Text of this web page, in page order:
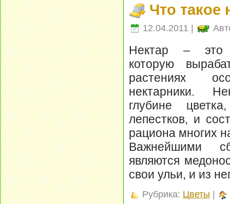
Что такое
12.04.2011 |
Нектар – это
которую
растениях
нектарники.
глубине
лепестков, и
рациона многих
Важнейшими
являются
свои ульи, и из
Рубрика: Цветы